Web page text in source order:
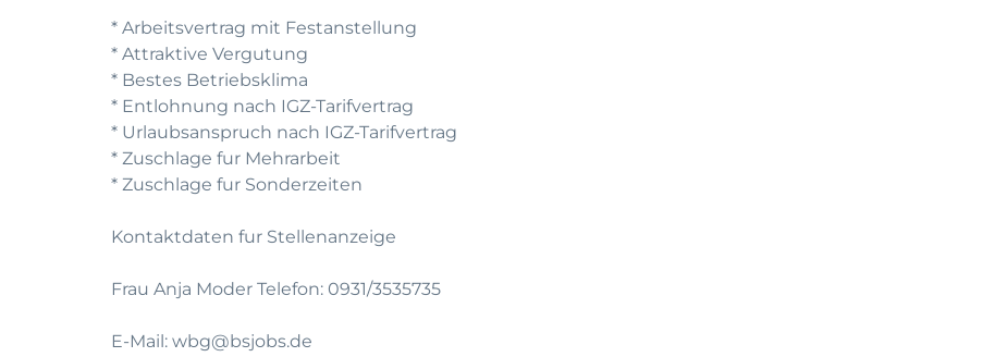
* Arbeitsvertrag mit Festanstellung
* Attraktive Vergutung
* Bestes Betriebsklima
* Entlohnung nach IGZ-Tarifvertrag
* Urlaubsanspruch nach IGZ-Tarifvertrag
* Zuschlage fur Mehrarbeit
* Zuschlage fur Sonderzeiten
Kontaktdaten fur Stellenanzeige
Frau Anja Moder Telefon: 0931/3535735
E-Mail: wbg@bsjobs.de